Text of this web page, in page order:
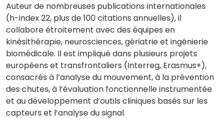
Auteur de nombreuses publications internationales
(h-index 22, plus de 100 citations annuelles), il
collabore étroitement avec des équipes en
kinésithérapie, neurosciences, gériatrie et ingénierie
biomédicale. Il est impliqué dans plusieurs projets
européens et transfrontaliers (Interreg, Erasmus+),
consacrés à l’analyse du mouvement, à la prévention
des chutes, à l’évaluation fonctionnelle instrumentée
et au développement d’outils cliniques basés sur les
capteurs et l’analyse du signal.